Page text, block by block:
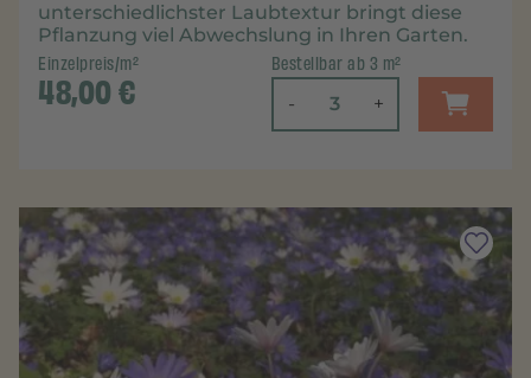
unterschiedlichster Laubtextur bringt diese
Pflanzung viel Abwechslung in Ihren Garten.
Einzelpreis/m²
48,00€
Bestellbar ab 3 m²
- +